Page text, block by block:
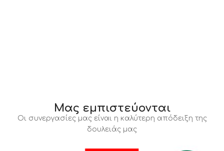
Μας εμπιστεύονται
Οι συνεργασίες μας είναι η καλύτερη απόδειξη της
δουλειάς μας